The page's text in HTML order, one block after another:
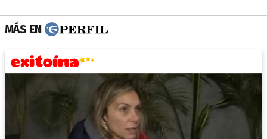
MÁS EN